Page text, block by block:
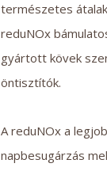
természetes
reduNOx
gyártott kövek
öntisztítók.
A reduNOx a
napbesugárzás